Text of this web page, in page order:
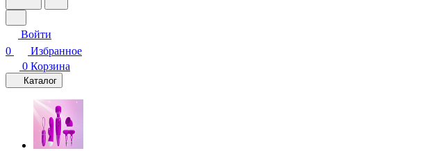
Войти
0
Избранное
0 Корзина
Каталог